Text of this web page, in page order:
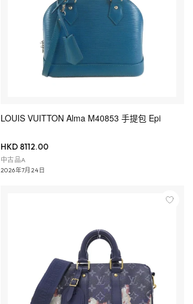
LOUIS VUITTON Alma M40853 手提包 Epi
HKD 8112.00
中古品A
2026年7月24日